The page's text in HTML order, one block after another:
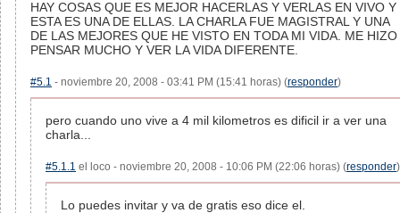
HAY COSAS QUE ES MEJOR HACERLAS Y VERLAS EN VIVO Y
ESTA ES UNA DE ELLAS. LA CHARLA FUE MAGISTRAL Y UNA
DE LAS MEJORES QUE HE VISTO EN TODA MI VIDA. ME HIZO
PENSAR MUCHO Y VER LA VIDA DIFERENTE.
#5.1 - noviembre 20, 2008 - 03:41 PM (15:41 horas) (responder)
pero cuando uno vive a 4 mil kilometros es dificil ir a ver una
charla...
#5.1.1 el loco - noviembre 20, 2008 - 10:06 PM (22:06 horas) (responder)
Lo puedes invitar y va de gratis eso dice el.